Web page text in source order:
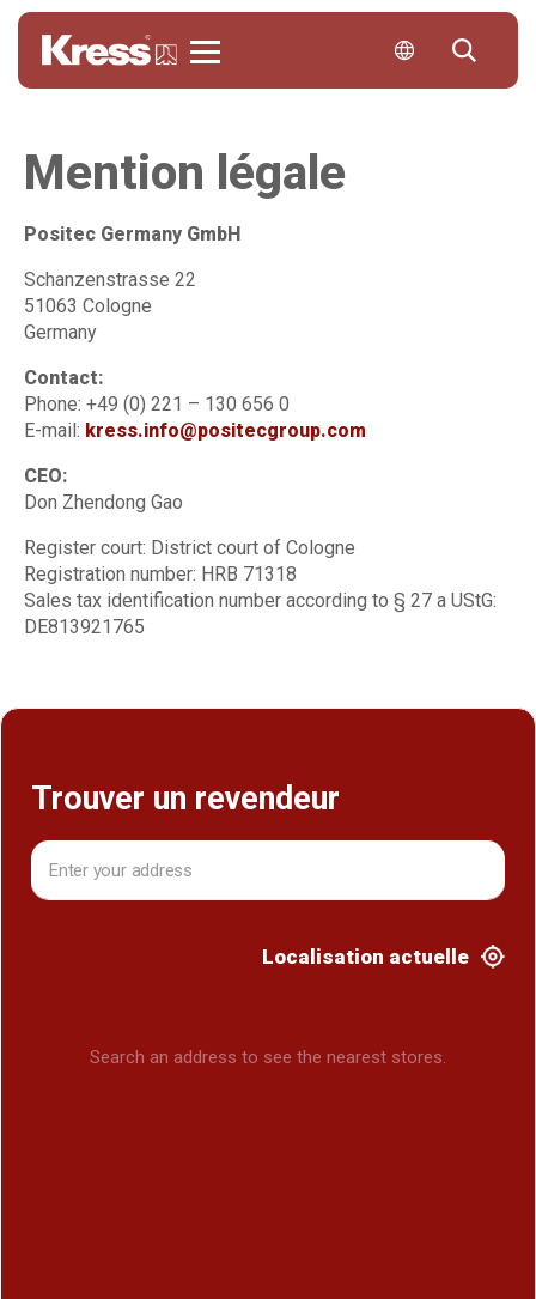
Mention légale
Positec Germany GmbH
Schanzenstrasse 22
51063 Cologne
Germany
Contact:
Phone: +49 (0) 221 – 130 656 0
E-mail: kress.info@positecgroup.com
CEO:
Don Zhendong Gao
Register court: District court of Cologne
Registration number: HRB 71318
Sales tax identification number according to § 27 a UStG:
DE813921765
Trouver un revendeur
Localisation actuelle
Search an address to see the nearest stores.